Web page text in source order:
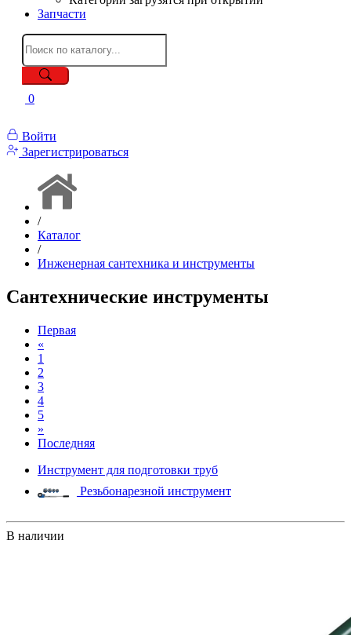
Запчасти
0
Войти
Зарегистрироваться
/
Каталог
/
Инженерная сантехника и инструменты
Сантехнические инструменты
Первая
«
1
2
3
4
5
»
Последняя
Инструмент для подготовки труб
Резьбонарезной инструмент
В наличии